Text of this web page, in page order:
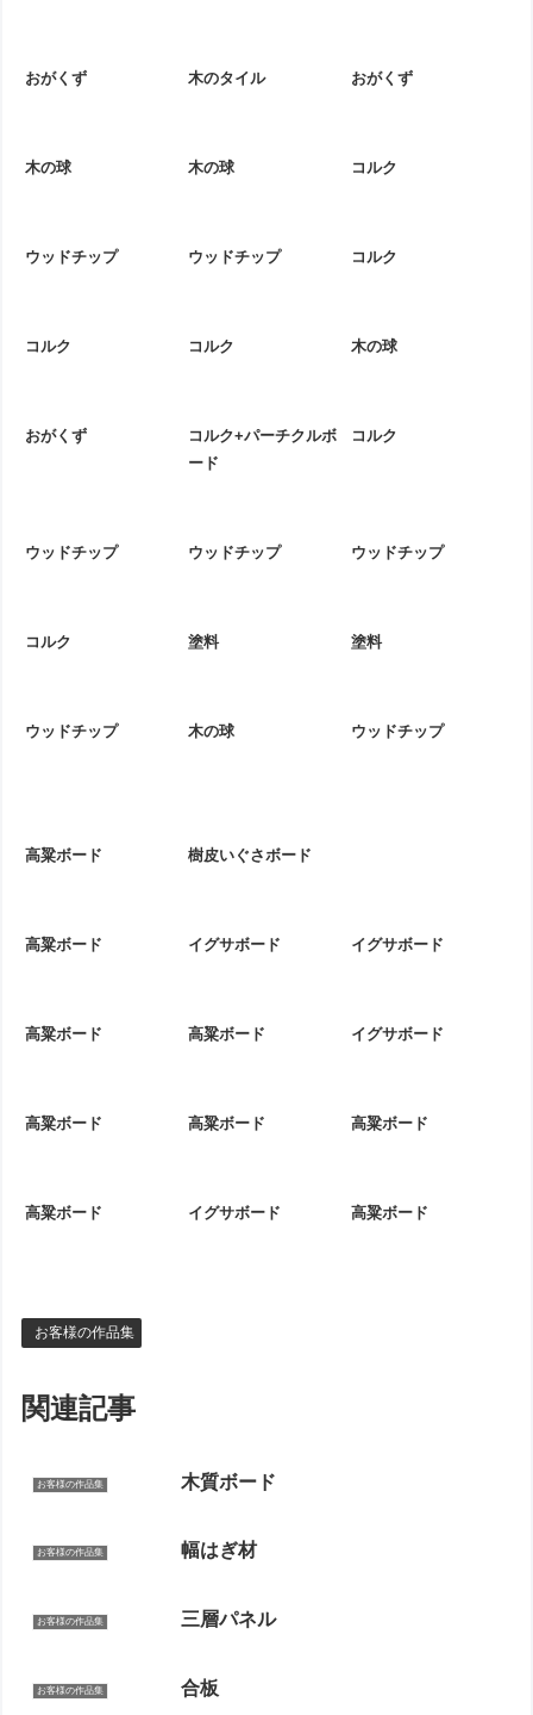
おがくず 木のタイル おがくず
木の球 木の球 コルク
ウッドチップ ウッドチップ コルク
コルク コルク 木の球
おがくず
コルク+パーチクルボ
ード
コルク
ウッドチップ ウッドチップ ウッドチップ
コルク 塗料 塗料
ウッドチップ 木の球 ウッドチップ
高粱ボード 樹皮いぐさボード
高粱ボード イグサボード イグサボード
高粱ボード 高粱ボード イグサボード
高粱ボード 高粱ボード 高粱ボード
高粱ボード イグサボード 高粱ボード
お客様の作品集
関連記事
お客様の作品集 木質ボード
お客様の作品集 幅はぎ材
お客様の作品集 三層パネル
お客様の作品集 合板